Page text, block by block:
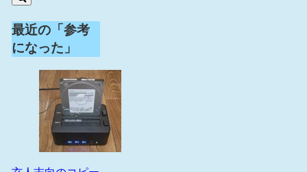
最近の「参考
になった」